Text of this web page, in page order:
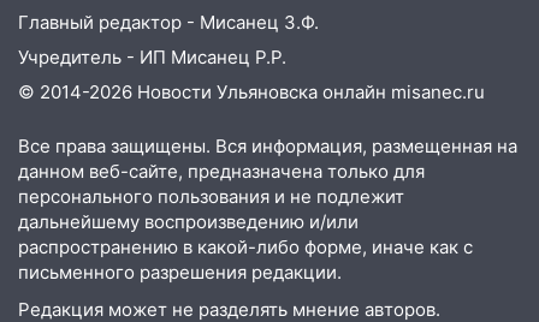
Федерации
12:01 Пьяная женщина сбила
шестилетнего ребёнка на улице
11:16 В Ульяновске ищут 37-летнего
мужчину, пропавшего ещё 19 июля
10:30 От мотофристайла до прогулки с
хаски: куда сходить в Ульяновской
области 8–9 августа
Главный редактор - Мисанец З.Ф.
Учредитель - ИП Мисанец Р.Р.
© 2014-2026 Новости Ульяновска онлайн misanec.ru
Все права защищены. Вся информация, размещенная на
данном веб-сайте, предназначена только для
персонального пользования и не подлежит
дальнейшему воспроизведению и/или
распространению в какой-либо форме, иначе как с
письменного разрешения редакции.
Редакция может не разделять мнение авторов.